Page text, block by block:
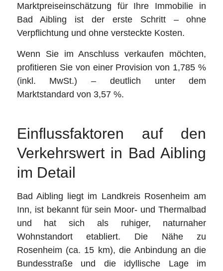
Marktpreiseinschätzung für Ihre Immobilie in
Bad Aibling ist der erste Schritt – ohne
Verpflichtung und ohne versteckte Kosten.
Wenn Sie im Anschluss verkaufen möchten,
profitieren Sie von einer Provision von 1,785 %
(inkl. MwSt.) – deutlich unter dem
Marktstandard von 3,57 %.
Einflussfaktoren auf den
Verkehrswert in Bad Aibling
im Detail
Bad Aibling liegt im Landkreis Rosenheim am
Inn, ist bekannt für sein Moor- und Thermalbad
und hat sich als ruhiger, naturnaher
Wohnstandort etabliert. Die Nähe zu
Rosenheim (ca. 15 km), die Anbindung an die
Bundesstraße und die idyllische Lage im